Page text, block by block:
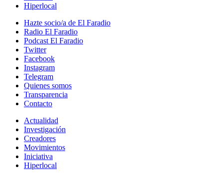
Hiperlocal
Hazte socio/a de El Faradio
Radio El Faradio
Podcast El Faradio
Twitter
Facebook
Instagram
Telegram
Quienes somos
Transparencia
Contacto
Actualidad
Investigación
Creadores
Movimientos
Iniciativa
Hiperlocal